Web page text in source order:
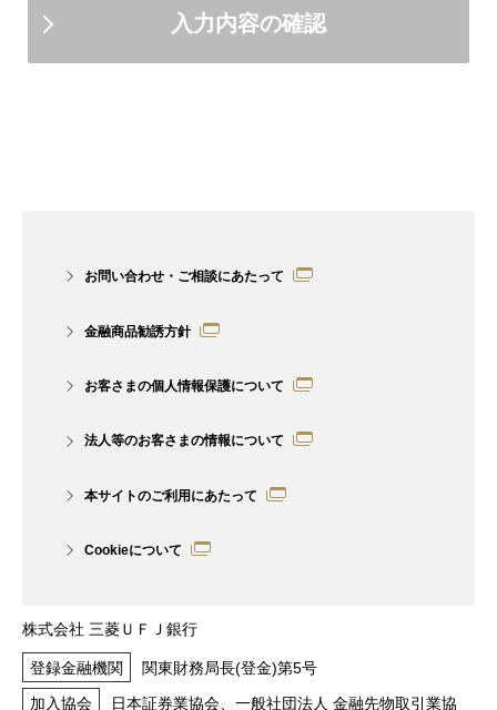
（預金、融資等）に何ら影響をあたえる
7社の職員は法令で決められた業務を除
7社および提携会社が提供する商品・サ
ービスの勧誘行為をすることはございま
にあたって、お客さまより情報共有の同
し、法律、税務、あるいは会計上の助言
を供するものではなく、法律、税務、あ
るいは会計上の十分性、適切性、有効・
お問い合わせ・ご相談にあたって
金融商品勧誘方針
お客さまの個人情報保護について
法人等のお客さまの情報について
本サイトのご利用にあたって
Cookieについて
株式会社 三菱ＵＦＪ銀行
登録金融機関
関東財務局長(登金)第5号
加入協会
日本証券業協会、一般社団法人 金融先物取引業協